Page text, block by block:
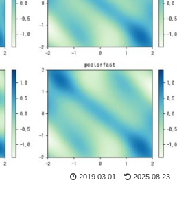
2019.03.01 2025.08.23